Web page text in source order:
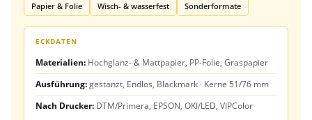
Papier & Folie Wisch- & wasserfest Sonderformate
ECKDATEN
Materialien: Hochglanz- & Mattpapier, PP-Folie, Graspapier
Ausführung:gestanzt, Endlos, Blackmark · Kerne 51/76 mm
Nach Drucker: DTM/Primera, EPSON, OKI/LED, VIPColor